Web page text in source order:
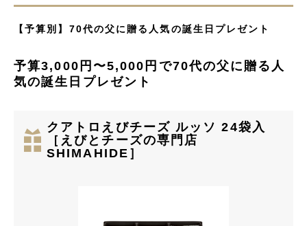
【予算別】70代の父に贈る人気の誕生日プレゼント
予算3,000円〜5,000円で70代の父に贈る人
気の誕生日プレゼント
クアトロえびチーズ ルッソ 24袋入
［えびとチーズの専門店
SHIMAHIDE］